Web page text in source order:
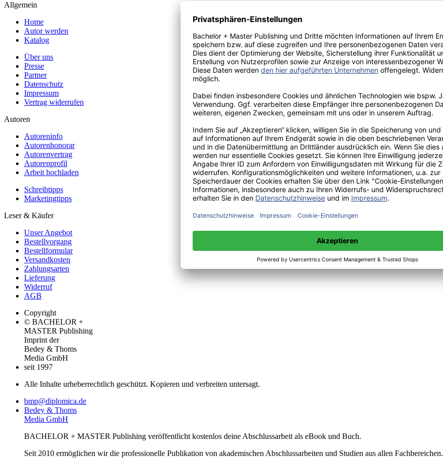
Allgemein
Home
Autor werden
Katalog
Über uns
Presse
Partner
Datenschutz
Impressum
Vertrag widerrufen
Autoren
Autoreninfo
Autorenhonorar
Autorenvertrag
Autorenprofil
Arbeit hochladen
Schreibtipps
Marketingtipps
Leser & Käufer
Unser Angebot
Bestellvorgang
Bestellformular
Versandkosten
Zahlungsarten
Lieferung
Widerruf
AGB
Copyright
© BACHELOR +
MASTER Publishing
Imprint der
Bedey & Thoms
Media GmbH
seit 1997
Alle Inhalte urheberrechtlich geschützt. Kopieren und verbreiten untersagt.
bmp@diplomica.de
Bedey & Thoms
Media GmbH
BACHELOR + MASTER Publishing veröffentlicht kostenlos deine Abschlussarbeit als eBook und Buch.
Seit 2010 ermöglichen wir die professionelle Publikation von akademischen Abschlussarbeiten und Studien aus allen Fachbereichen.